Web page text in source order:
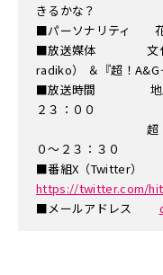
きるかな？
■パーソナリティ
■放送媒体 文化放
radiko） ＆『超！A&G
■放送時間 地上波
２３：００
超！A&G＋・
０～２３：３０
■番組X（Twitter
https://twitter.com/
■メールアドレス